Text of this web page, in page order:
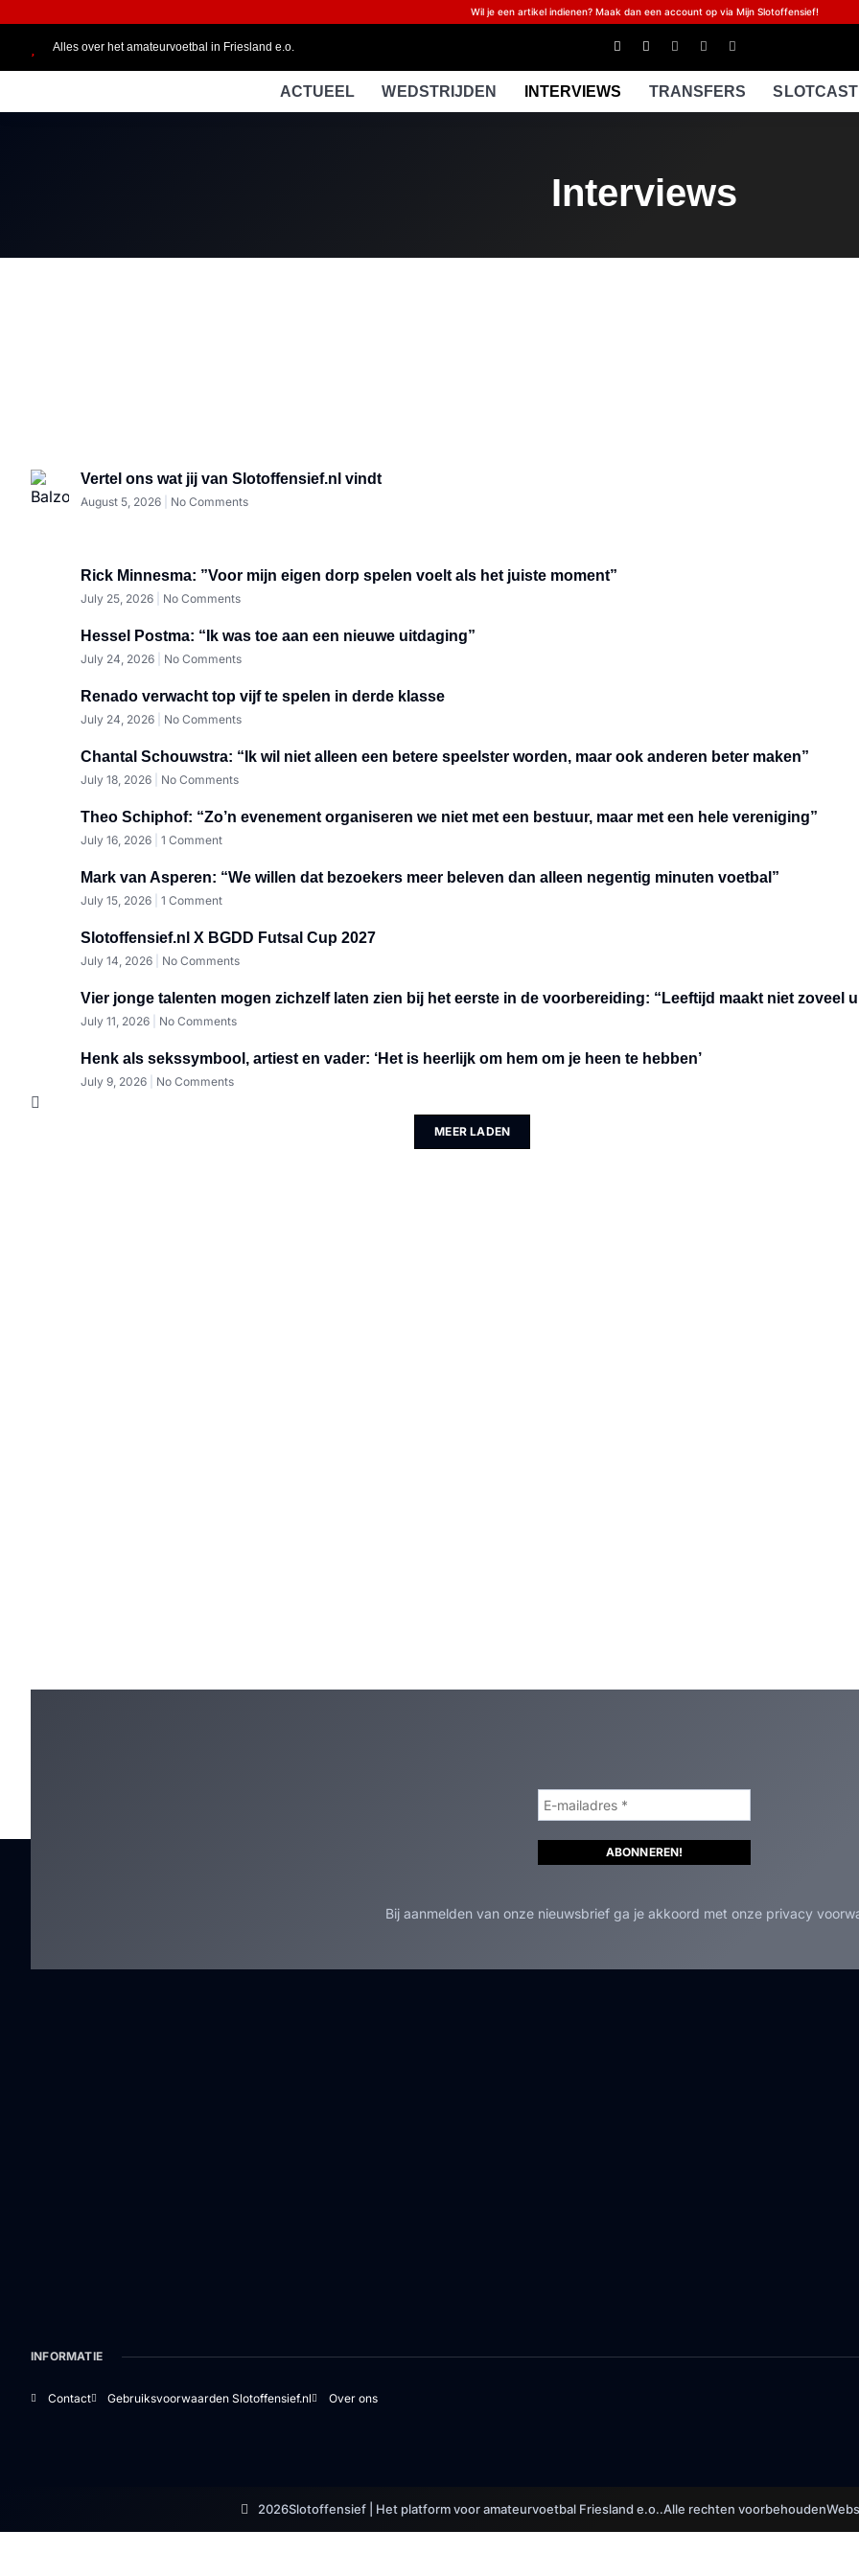
Wil je een artikel indienen? Maak dan een account op via Mijn Slotoffensief!
Alles over het amateurvoetbal in Friesland e.o.
ACTUEEL WEDSTRIJDEN INTERVIEWS TRANSFERS SLOTCAST
Interviews
Vertel ons wat jij van Slotoffensief.nl vindt
August 5, 2026 No Comments
Rick Minnesma: ”Voor mijn eigen dorp spelen voelt als het juiste moment”
July 25, 2026 No Comments
Hessel Postma: “Ik was toe aan een nieuwe uitdaging”
July 24, 2026 No Comments
Renado verwacht top vijf te spelen in derde klasse
July 24, 2026 No Comments
Chantal Schouwstra: “Ik wil niet alleen een betere speelster worden, maar ook anderen beter maken”
July 18, 2026 No Comments
Theo Schiphof: “Zo’n evenement organiseren we niet met een bestuur, maar met een hele vereniging”
July 16, 2026 1 Comment
Mark van Asperen: “We willen dat bezoekers meer beleven dan alleen negentig minuten voetbal”
July 15, 2026 1 Comment
Slotoffensief.nl X BGDD Futsal Cup 2027
July 14, 2026 No Comments
Vier jonge talenten mogen zichzelf laten zien bij het eerste in de voorbereiding: “Leeftijd maakt niet zoveel
July 11, 2026 No Comments
Henk als sekssymbool, artiest en vader: ‘Het is heerlijk om hem om je heen te hebben’
July 9, 2026 No Comments
MEER LADEN
Bij aanmelden van onze nieuwsbrief ga je akkoord met onze privacy
INFORMATIE
Contact Gebruiksvoorwaarden Slotoffensief.nl Over ons
2026Slotoffensief | Het platform voor amateurvoetbal Friesland e.o..Alle rechten voorbehouden